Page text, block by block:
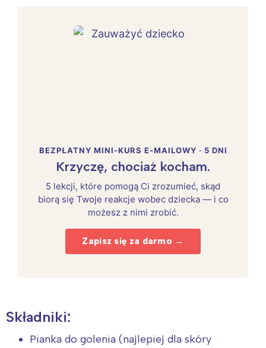
BEZPŁATNY MINI-KURS E-MAILOWY · 5 DNI
Krzyczę, chociaż kocham.
5 lekcji, które pomogą Ci zrozumieć, skąd
biorą się Twoje reakcje wobec dziecka — i co
możesz z nimi zrobić.
Zapisz się za darmo →
Składniki:
Pianka do golenia (najlepiej dla skóry